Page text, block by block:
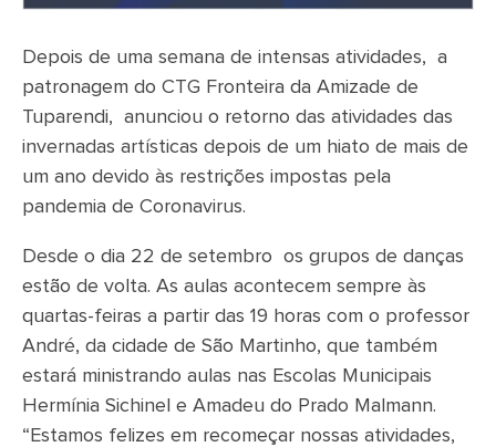
Depois de uma semana de intensas atividades, a
patronagem do CTG Fronteira da Amizade de
Tuparendi, anunciou o retorno das atividades das
invernadas artísticas depois de um hiato de mais de
um ano devido às restrições impostas pela
pandemia de Coronavirus.
Desde o dia 22 de setembro os grupos de danças
estão de volta. As aulas acontecem sempre às
quartas-feiras a partir das 19 horas com o professor
André, da cidade de São Martinho, que também
estará ministrando aulas nas Escolas Municipais
Hermínia Sichinel e Amadeu do Prado Malmann.
“Estamos felizes em recomeçar nossas atividades,